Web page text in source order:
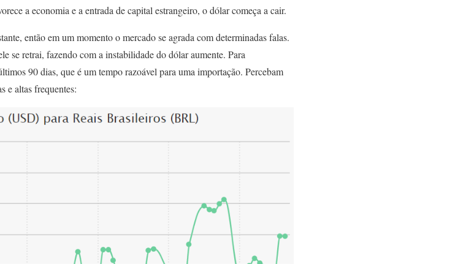
a economia e a entrada de capital estrangeiro, o dólar começa a cair.
então em um momento o mercado se agrada com determinadas falas.
se retrai, fazendo com a instabilidade do dólar aumente. Para
90 dias, que é um tempo razoável para uma importação. Percebam
e altas frequentes: